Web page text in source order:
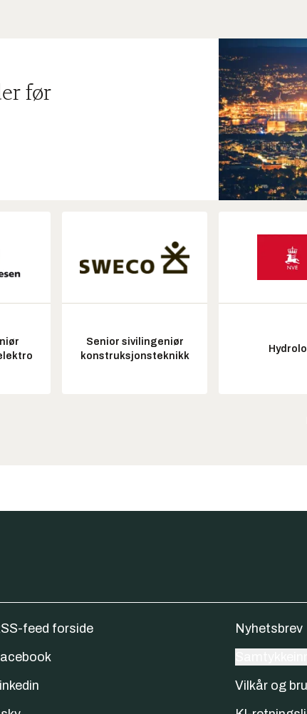
før
Senior sivilingeniør
konstruksjonsteknikk
feed forside
Nyhetsbrev
Vilkår og